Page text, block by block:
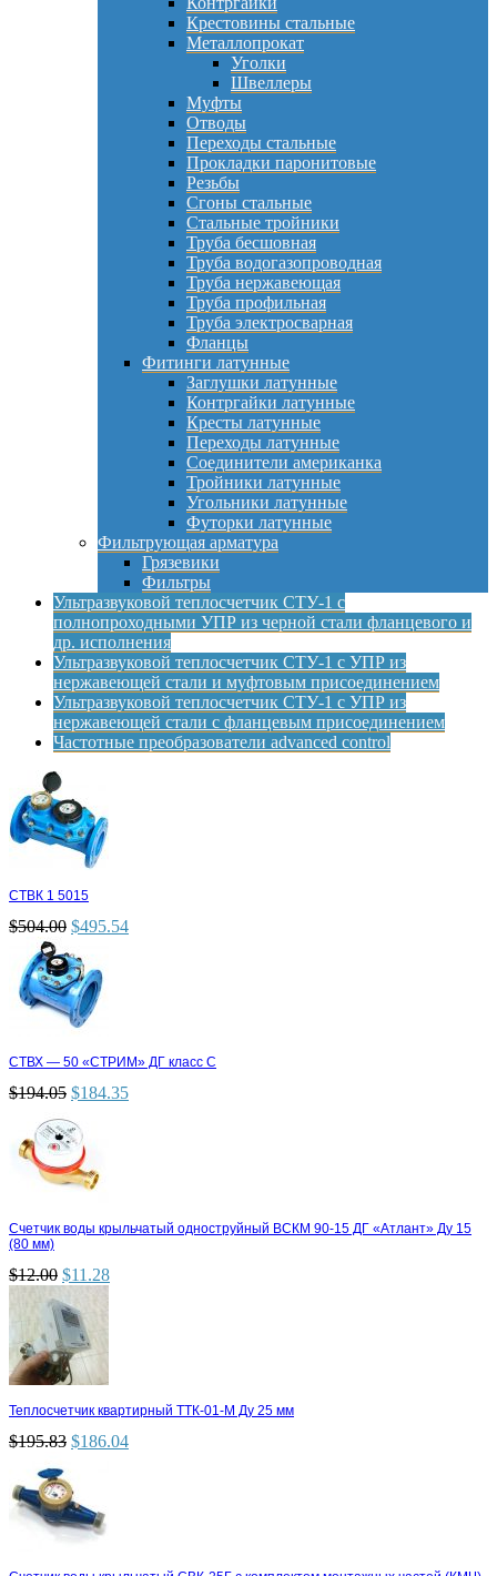
Крестовины стальные
Металлопрокат
Уголки
Швеллеры
Муфты
Отводы
Переходы стальные
Прокладки паронитовые
Резьбы
Сгоны стальные
Стальные тройники
Труба бесшовная
Труба водогазопроводная
Труба нержавеющая
Труба профильная
Труба электросварная
Фланцы
Фитинги латунные
Заглушки латунные
Контргайки латунные
Кресты латунные
Переходы латунные
Соединители американка
Тройники латунные
Угольники латунные
Футорки латунные
Фильтрующая арматура
Грязевики
Фильтры
Ультразвуковой теплосчетчик СТУ-1 с
полнопроходными УПР из черной стали фланцевого и
др. исполнения
Ультразвуковой теплосчетчик СТУ-1 с УПР из
нержавеющей стали и муфтовым присоединением
Ультразвуковой теплосчетчик СТУ-1 с УПР из
нержавеющей стали с фланцевым присоединением
Частотные преобразователи advanced control
СТВК 1 5015
$504.00 $495.54
СТВХ — 50 «СТРИМ» ДГ класс С
$194.05 $184.35
Счетчик воды крыльчатый одноструйный ВСКМ 90-15 ДГ «Атлант» Ду 15
(80 мм)
$12.00 $11.28
Теплосчетчик квартирный ТТК-01-М Ду 25 мм
$195.83 $186.04